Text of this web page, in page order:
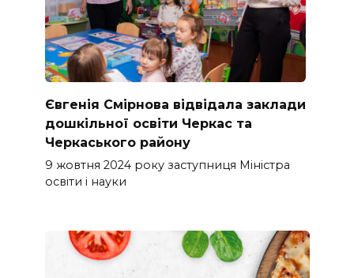
Євгенія Смірнова відвідала заклади
дошкільної освіти Черкас та
Черкаського району
9 жовтня 2024 року заступниця Міністра
освіти і науки